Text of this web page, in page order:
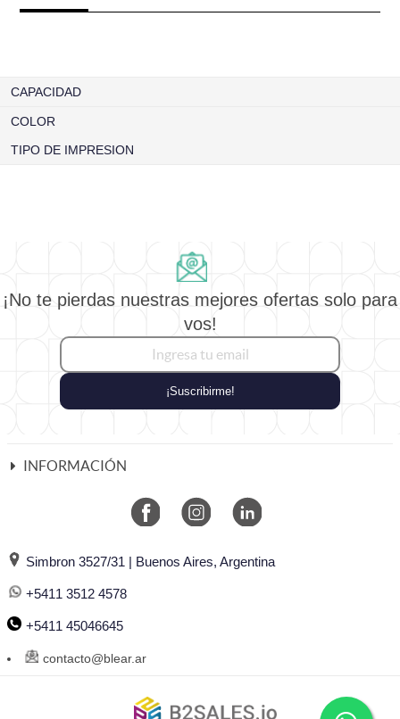
CAPACIDAD
COLOR
TIPO DE IMPRESION
¡No te pierdas nuestras mejores ofertas solo para
vos!
¡Suscribirme!
INFORMACIÓN
Simbron 3527/31 | Buenos Aires, Argentina
+5411 3512 4578
+5411 45046645
contacto@blear.ar